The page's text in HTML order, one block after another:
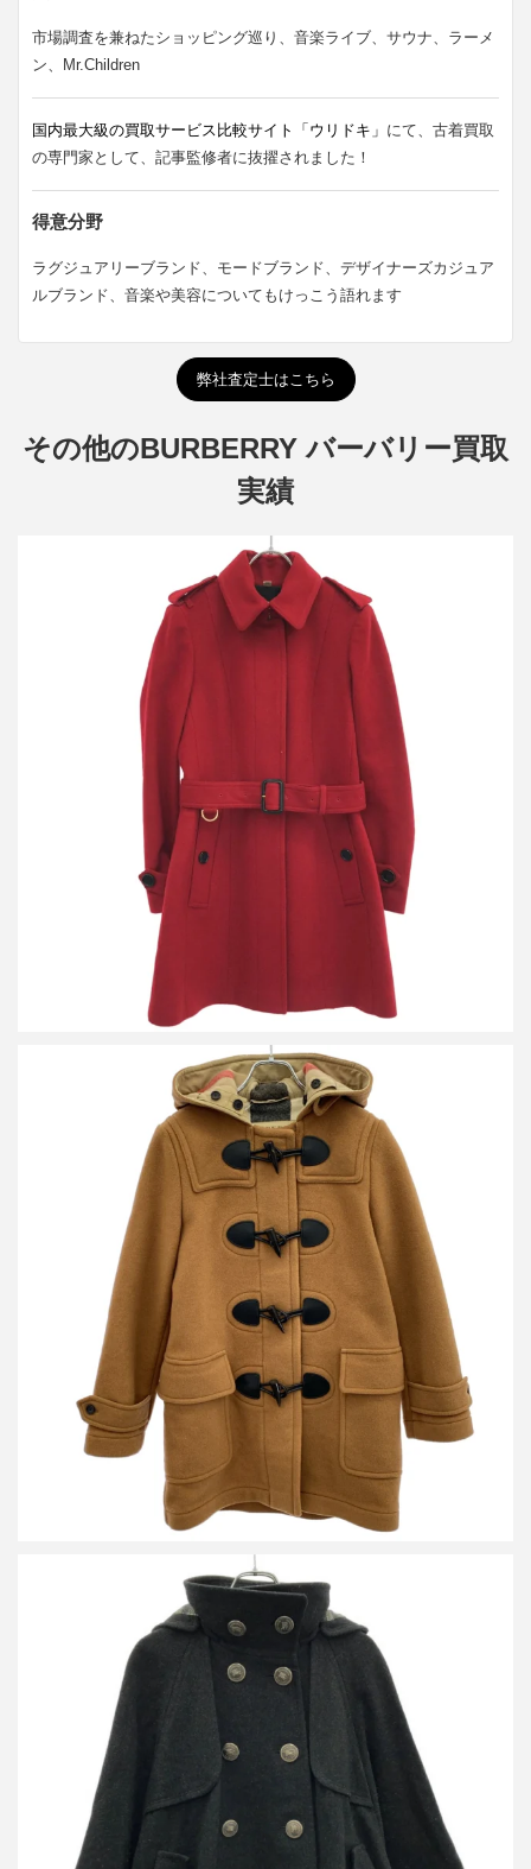
市場調査を兼ねたショッピング巡り、音楽ライブ、サウナ、ラーメ
ン、Mr.Children
国内最大級の買取サービス比較サイト「ウリドキ」 にて、古着買取
の専門家として、記事監修者に抜擢されました！
得意分野
ラグジュアリーブランド、モードブランド、デザイナーズカジュア
ルブランド、音楽や美容についてもけっこう語れます
弊社査定士はこちら
その他のBURBERRY バーバリー買取
実績
バーバリーロンドン ウールカシミヤステンカラーベルテッドコー
買取金額16,800円
詳しく見る
バーバリー THE MERSEY ノバチェックライニングダッフルコー
ト 8036366
買取金額円
詳しく見る
バーバリー ブルーレーベル メルトンウールケープ FNF01-540-08
買取金額12,000円
詳しく見る